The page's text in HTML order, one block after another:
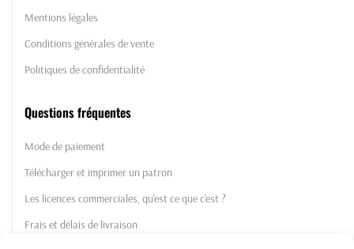
Mentions légales
Conditions générales de vente
Politiques de confidentialité
Questions fréquentes
Mode de paiement
Télécharger et imprimer un patron
Les licences commerciales, qu'est ce que c'est ?
Frais et délais de livraison